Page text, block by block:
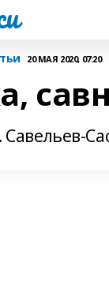
20 МАЯ 2020, 07:20
Савельев-